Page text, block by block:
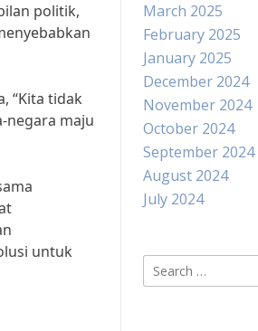
politik,
“Kita tidak
negara maju
untuk
March 2025
February 2025
January 2025
December 2024
November 2024
October 2024
September 2024
August 2024
July 2024
Search
for: